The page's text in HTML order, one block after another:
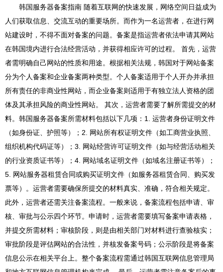
韩国服务器备案指南 随着互联网的快速发展，网络空间日益成为
人们获取信息、交流互动的重要场所。而作为一名运营者，在进行网
站建设时，不得不面对备案的问题。备案是指运营者依法申请其网站
在韩国境内进行合法经营活动，并获得相应许可的过程。 首先，运营
者需明确自己网站的性质和用途。根据相关法规，韩国对于网站备案
分为个人备案和企业备案两种类型。个人备案适用于个人开办并承担
所有责任的非商业性网站，而企业备案则适用于有独立法人资格的团
体及其承担风险的商业性网站。 其次，运营者需要了解所需提交的材
料。韩国服务器备案所需材料包括以下几项：1. 运营者身份证明文件
（如身份证、护照等）；2. 网站所有权证明文件（如工商营业执照、
组织机构代码证等）；3. 网站经营许可证明文件（如与经营活动相关
的行业资质证书等）；4. 网站域名证明文件（如域名注册证书等）；
5. 网站服务器租赁合同或购买证明文件（如服务器租赁合同、购买发
票等）。运营者需要确保所提交的材料真实、准确，符合相关规定。
此外，运营者还需关注备案流程。一般来说，备案流程包括申请、审
核、审批与公示四个环节。申请时，运营者需要填写备案申请表格，
并提交所需材料；审核阶段，则是由相关部门对材料进行查验核实；
审批阶段是评估网站的合法性，并核发备案号码；公示阶段是将备案
信息公示在相关平台上。整个备案流程需通过韩国互联网信息管理局